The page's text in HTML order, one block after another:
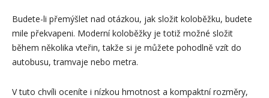
Budete-li přemýšlet nad otázkou, jak složit koloběžku, budete
mile překvapeni. Moderní koloběžky je totiž možné složit
během několika vteřin, takže si je můžete pohodlně vzít do
autobusu, tramvaje nebo metra.
V tuto chvíli oceníte i nízkou hmotnost a kompaktní rozměry,